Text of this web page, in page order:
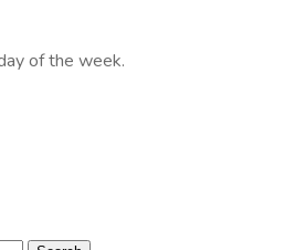
of the week.